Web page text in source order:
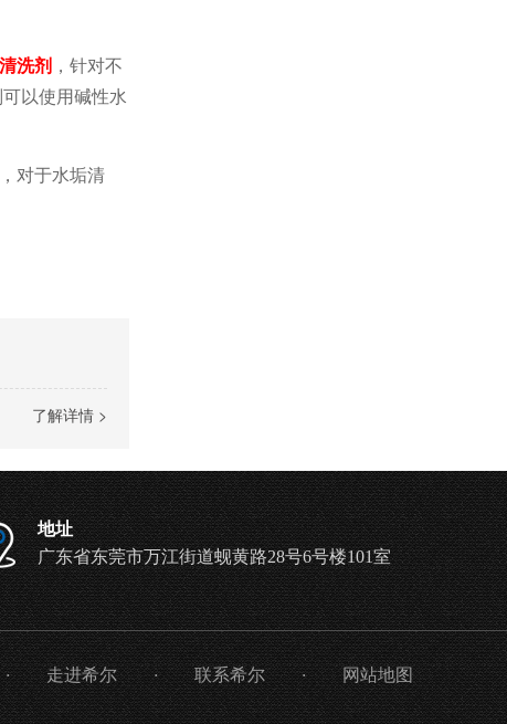
洗剂 ，针对不
以使用碱性水
对于水垢清
了解详情 >
地址
广东省东莞市万江街道蚬黄路28号6号楼101室
· 走进希尔 · 联系希尔 · 网站地图